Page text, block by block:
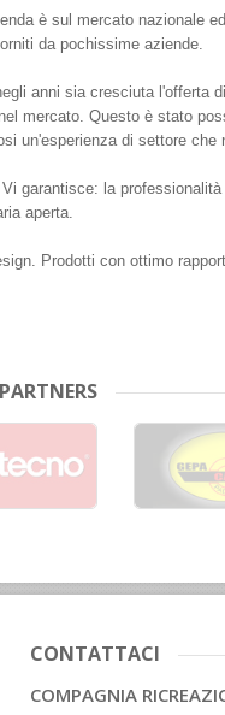
è sul mercato nazionale
da pochissime aziende.
anni sia cresciuta l'offerta
mercato. Questo è stato
un'esperienza di settore che
garantisce: la
aperta.
Prodotti con ottimo
CONTATTACI
COMPAGNIA